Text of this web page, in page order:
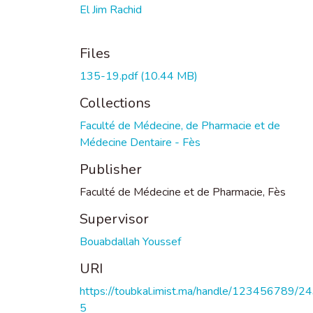
El Jim Rachid
Files
135-19.pdf(10.44 MB)
Collections
Faculté de Médecine, de Pharmacie et de
Médecine Dentaire - Fès
Publisher
Faculté de Médecine et de Pharmacie, Fès
Supervisor
Bouabdallah Youssef
URI
https://toubkal.imist.ma/handle/123456789/
5